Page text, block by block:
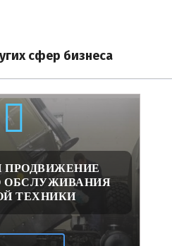
сфер бизнеса
ПРОДВИЖЕНИЕ
ОБСЛУЖИВАНИЯ
ТЕХНИКИ